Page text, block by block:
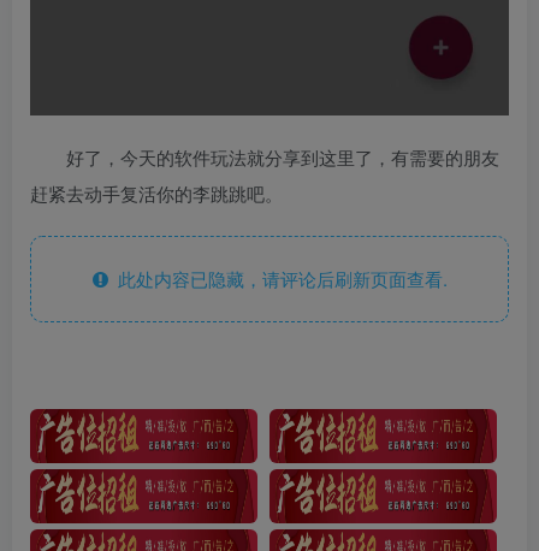
好了，今天的软件玩法就分享到这里了，有需要的朋友
赶紧去动手复活你的李跳跳吧。
此处内容已隐藏，请评论后刷新页面查看.